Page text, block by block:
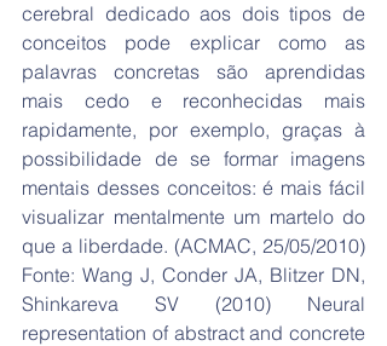
cerebral dedicado aos dois tipos de
conceitos pode explicar como as
palavras concretas são aprendidas
mais cedo e reconhecidas mais
rapidamente, por exemplo, graças à
possibilidade de se formar imagens
mentais desses conceitos: é mais fácil
visualizar mentalmente um martelo do
que a liberdade. (ACMAC, 25/05/2010)
Fonte: Wang J, Conder JA, Blitzer DN,
Shinkareva SV (2010) Neural
representation of abstract and concrete